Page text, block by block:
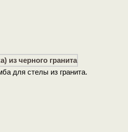
для стелы из гранита.